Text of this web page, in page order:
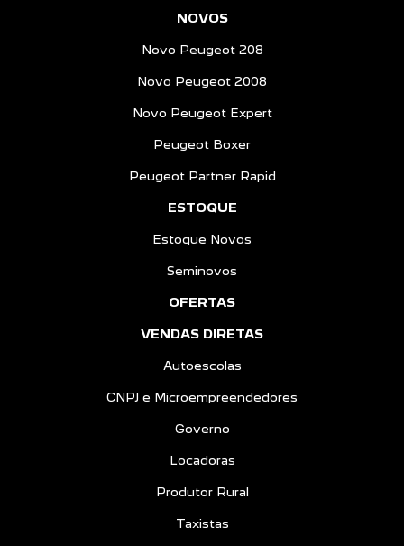
NOVOS
Novo Peugeot 208
Novo Peugeot 2008
Novo Peugeot Expert
Peugeot Boxer
Peugeot Partner Rapid
ESTOQUE
Estoque Novos
Seminovos
OFERTAS
VENDAS DIRETAS
Autoescolas
CNPJ e Microempreendedores
Governo
Locadoras
Produtor Rural
Taxistas